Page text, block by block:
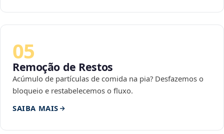
05
Remoção de Restos
Acúmulo de partículas de comida na pia? Desfazemos o
bloqueio e restabelecemos o fluxo.
SAIBA MAIS